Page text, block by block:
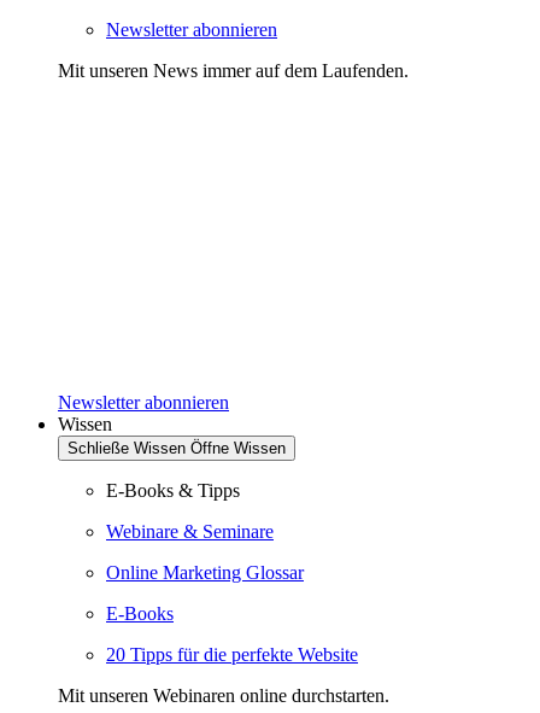
Newsletter abonnieren
Mit unseren News immer auf dem Laufenden.
Newsletter abonnieren
Wissen
Schließe Wissen Öffne Wissen
E-Books & Tipps
Webinare & Seminare
Online Marketing Glossar
E-Books
20 Tipps für die perfekte Website
Mit unseren Webinaren online durchstarten.